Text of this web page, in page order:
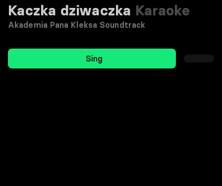
Kaczka dziwaczka Karaoke
Akademia Pana Kleksa Soundtrack
Sing